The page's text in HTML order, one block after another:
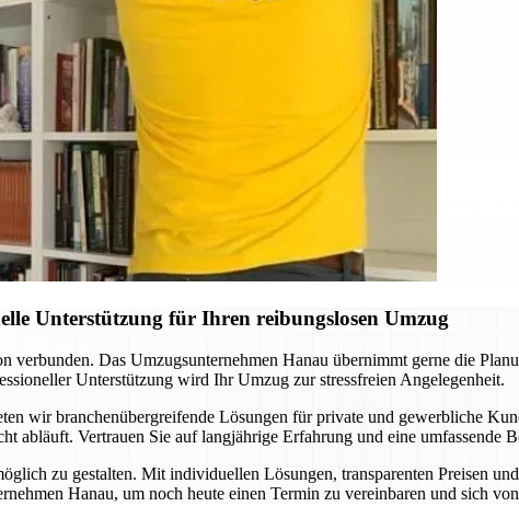
Unterstützung für Ihren reibungslosen Umzug
Das Umzugsunternehmen Hanau übernimmt gerne die
Unterstützung wird Ihr Umzug zur stressfreien Angelegenheit.
wir branchenübergreifende Lösungen für private und gewerbliche
abläuft. Vertrauen Sie auf langjährige Erfahrung und eine umfassende
zu gestalten. Mit individuellen Lösungen, transparenten Preisen
Hanau, um noch heute einen Termin zu vereinbaren und sich